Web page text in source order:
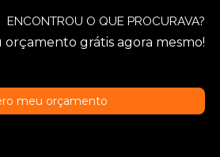
ENCONTROU O QUE PROCURAVA?
orçamento grátis agora mesmo!
meu orçamento